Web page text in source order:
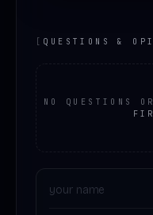
[ QUESTIONS &
NO QUESTIONS